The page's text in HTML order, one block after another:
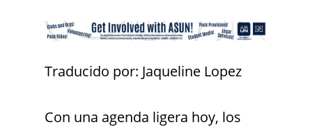
Traducido por: Jaqueline Lopez
Con una agenda ligera hoy, los